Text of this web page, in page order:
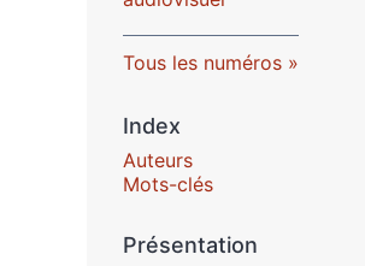
Tous les numéros
Index
Auteurs
Mots-clés
Présentation